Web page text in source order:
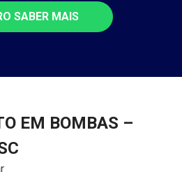
SABER MAIS
EM BOMBAS –